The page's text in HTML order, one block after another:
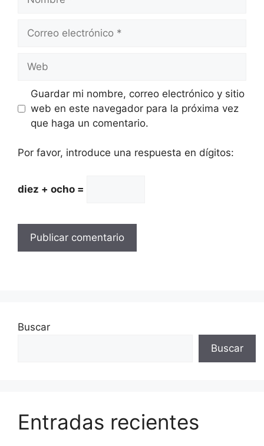
Guardar mi nombre, correo electrónico y sitio
web en este navegador para la próxima vez
que haga un comentario.
Por favor, introduce una respuesta en dígitos:
diez + ocho =
Buscar
Buscar
Entradas recientes